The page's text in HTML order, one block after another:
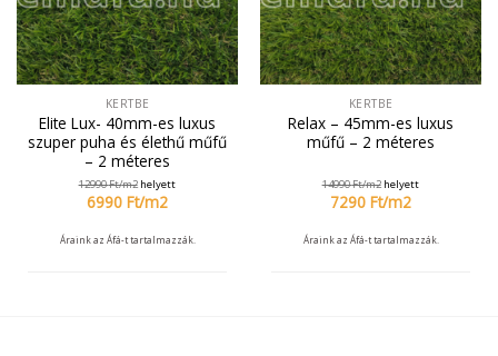
KERTBE
Elite Lux- 40mm-es luxus
szuper puha és élethű műfű
– 2 méteres
12990Ft/m2 helyett
6990 Ft/m2
Áraink az Áfá-t tartalmazzák.
KERTBE
Relax – 45mm-es luxus
műfű – 2 méteres
14990Ft/m2 helyett
7290 Ft/m2
Áraink az Áfá-t tartalmazzák.